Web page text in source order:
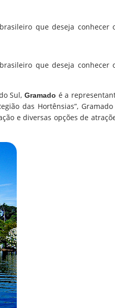
que deseja conhecer
que deseja conhecer
Sul, Gramado é a
das Hortênsias”,
e diversas opções de